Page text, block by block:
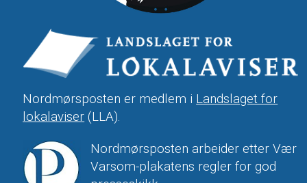
Nordmørsposten er medlem i Landslaget for
lokalaviser (LLA).
Nordmørsposten arbeider etter Vær
Varsom-plakatens regler for god